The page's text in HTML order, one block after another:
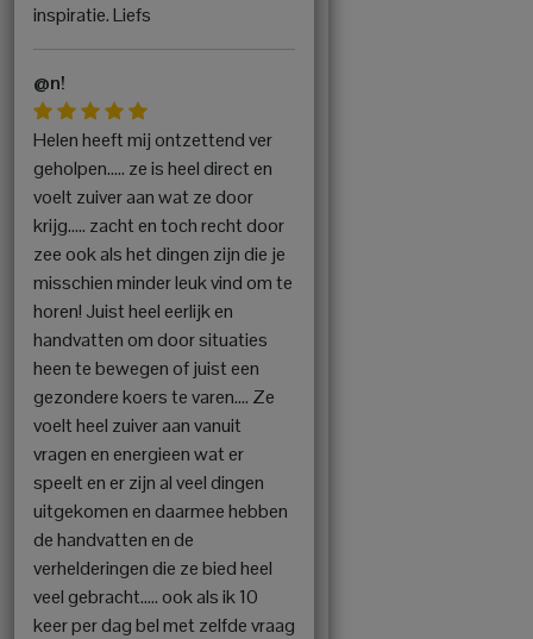
inspiratie. Liefs
@n!
Helen heeft mij ontzettend ver
geholpen….. ze is heel direct en
voelt zuiver aan wat ze door
krijg….. zacht en toch recht door
zee ook als het dingen zijn die je
misschien minder leuk vind om te
horen! Juist heel eerlijk en
handvatten om door situaties
heen te bewegen of juist een
gezondere koers te varen…. Ze
voelt heel zuiver aan vanuit
vragen en energieen wat er
speelt en er zijn al veel dingen
uitgekomen en daarmee hebben
de handvatten en de
verhelderingen die ze bied heel
veel gebracht….. ook als ik 10
keer per dag bel met zelfde vraag